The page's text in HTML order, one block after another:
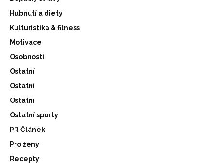
Hubnutí a diety
Kulturistika & fitness
Motivace
Osobnosti
Ostatní
Ostatní
Ostatní
Ostatní sporty
PR Článek
Pro ženy
Recepty